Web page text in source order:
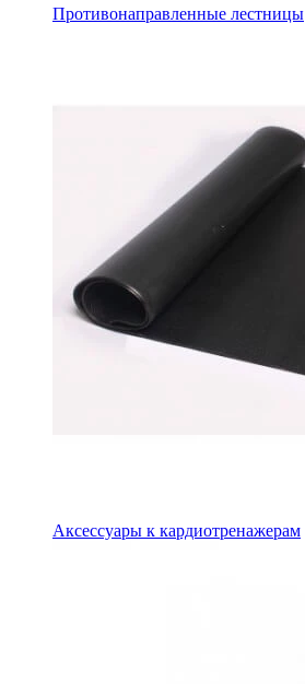
Противонаправленные лестницы
Аксессуары к кардиотренажерам